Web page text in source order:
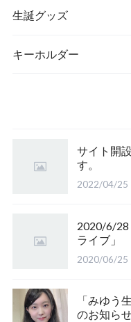
生誕グッズ
キーホルダー
サイト開
す。
2022/04/25
2020/6/
ライブ」
2020/06/25
「みゆう
のお知ら